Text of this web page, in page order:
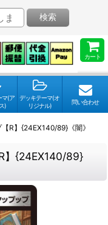
カート
検索
マ(ア
)
デッキテーマ(オ
リジナル)
問い合わせ
R】{24EX140/89}《闇》
】{24EX140/89}